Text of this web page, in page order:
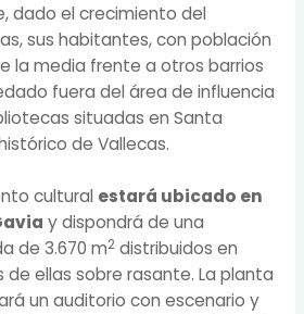
dado el crecimiento del
sus habitantes, con población
la media frente a otros barrios
fuera del área de influencia
situadas en Santa
de Vallecas.
cultural estará ubicado en
y dispondrá de una
de 3.670 m2distribuidos en
ellas sobre rasante. La planta
un auditorio con escenario y